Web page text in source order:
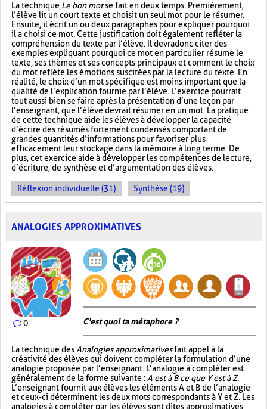
La technique Le bon motse fait en deux temps. Premièrement,
l’élève lit un court texte et choisit un seul mot pour le résumer.
Ensuite, il écrit un ou deux paragraphes pour expliquer pourquoi
il a choisi ce mot. Cette justification doit également refléter la
compréhension du texte par l’élève. Il devra donc citer des
exemples expliquant pourquoi ce mot en particulier résume le
texte, ses thèmes et ses concepts principaux et comment le choix
du mot reflète les émotions suscitées par la lecture du texte. En
réalité, le choix d’un mot spécifique est moins important que la
qualité de l’explication fournie par l’élève. L’exercice pourrait
tout aussi bien se faire après la présentation d’une leçon par
l’enseignant, que l’élève devrait résumer en un mot. La pratique
de cette technique aide les élèves à développer la capacité
d’écrire des résumés fortement condensés comportant de
grandes quantités d’informations pour favoriser plus
efficacement leur stockage dans la mémoire à long terme. De
plus, cet exercice aide à développer les compétences de lecture,
d’écriture, de synthèse et d’argumentation des élèves.
Réflexion individuelle (31) Synthèse (19)
ANALOGIES APPROXIMATIVES
0 C'est quoi ta métaphore ?
La technique des Analogies approximativesfait appel à la
créativité des élèves qui doivent compléter la formulation d’une
analogie proposée par l’enseignant. L’analogie à compléter est
généralement de la forme suivante : A est à B ce que Y est à Z.
L’enseignant fournit aux élèves les éléments A et B de l’analogie
et ceux-ci déterminent les deux mots correspondants à Y et Z. Les
analogies à compléter par les élèves sont dites approximatives